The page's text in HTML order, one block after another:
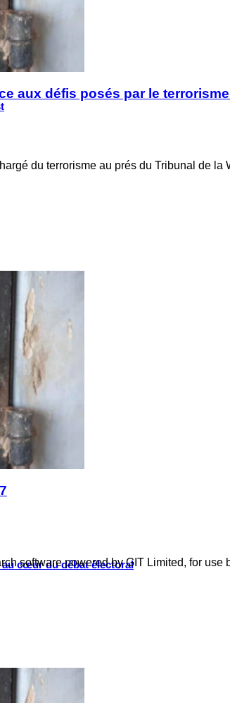
au cœur du débat électoral
aux défis posés par le
du terrorisme au prés du Tribunal de
software powered by GIT Limited, for